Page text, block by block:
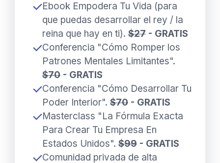
Ebook Empodera Tu Vida (para
que puedas desarrollar el rey / la
reina que hay en ti). $27 - GRATIS
Conferencia "Cómo Romper los
Patrones Mentales Limitantes".
$70 - GRATIS
Conferencia "Cómo Desarrollar Tu
Poder Interior". $70 - GRATIS
Masterclass "La Fórmula Exacta
Para Crear Tu Empresa En
Estados Unidos". $99 - GRATIS
Comunidad privada de alta